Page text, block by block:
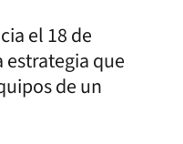
el 18 de
que
de un